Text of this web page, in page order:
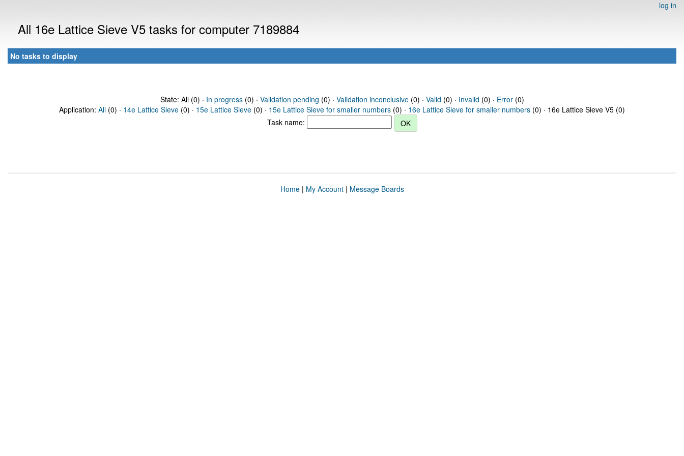
log in
All 16e Lattice Sieve V5 tasks for computer 7189884
No tasks to display
State: All (0) · In progress(0) · Validation pending (0) · Validation inconclusive(0) · Valid (0) · Invalid (0) · Error(0)
Application: All (0) · 14e Lattice Sieve (0) · 15e Lattice Sieve (0) · 15e Lattice Sieve for smaller numbers (0) · 16e Lattice Sieve for smaller numbers (0) · 16e Lattice Sieve V5 (0)
Task name:
Home| My Account| Message Boards